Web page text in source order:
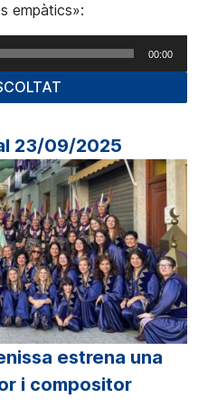
empàtics»:
00:00
23/09/2025
estrena una
i compositor